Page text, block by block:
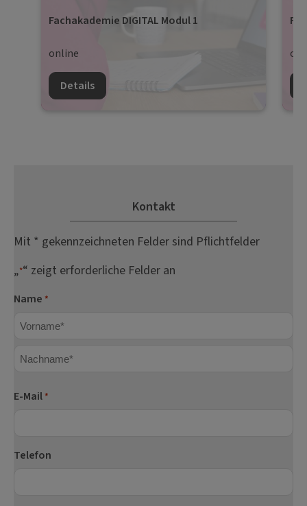
Fachakademie DIGITAL Modul 1
online
Details
Kontakt
Mit * gekennzeichneten Felder sind Pflichtfelder
„*“ zeigt erforderliche Felder an
Name *
E-Mail *
Telefon